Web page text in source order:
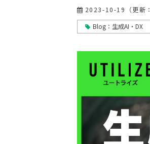
2023-10-19 （更新：
Blog：生成AI・DX